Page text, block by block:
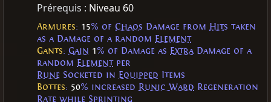
Prérequis : Niveau 60
Armures: 15% of Chaos Damage from Hits taken
as a Damage of a random Element
Gants: Gain 1% of Damage as Extra Damage of a
random Elementper
Rune Socketed in Equipped Items
Bottes: 50% increased Runic Ward Regeneration
Rate while Sprinting